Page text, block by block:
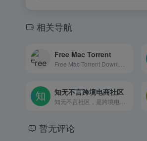
相关导航
Free Mac Torrent
知无不言跨境电商社区
暂无评论